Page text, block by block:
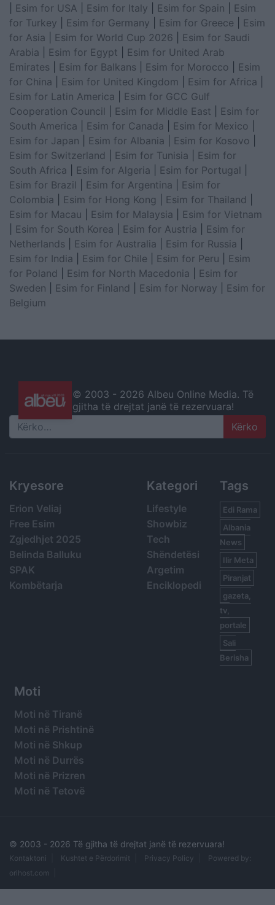
Esim for USA Esim for Italy Esim for Spain
Esim
for Turkey
Esim for Germany Esim for Greece
Esim
for Asia
Esim for World Cup 2026
Esim for Saudi
Arabia
Esim for Egypt
Esim for United Arab
Emirates
Esim for Balkans Esim for Morocco
Esim
for China
Esim for United Kingdom Esim for Africa
Esim for Latin America
Esim for GCC Gulf
Cooperation Council
Esim for Middle East
Esim for
South America
Esim for Canada Esim for Mexico
Esim for Japan
Esim for Albania Esim for Kosovo
Esim for Switzerland
Esim for Tunisia
Esim for
South Africa
Esim for Algeria Esim for Portugal
Esim for Brazil
Esim for Argentina
Esim for
Colombia
Esim for Hong Kong Esim for Thailand
Esim for Macau
Esim for Malaysia
Esim for Vietnam
Esim for South Korea Esim for Austria
Esim for
Netherlands
Esim for Australia Esim for Russia
Esim for India
Esim for Chile Esim for Peru
Esim
for Poland
Esim for North Macedonia
Esim for
Sweden
Esim for Finland Esim for Norway
Esim for
Belgium
© 2003 - 2026 Albeu Online Media. Të
gjitha të drejtat janë të rezervuara!
Search
Kryesore
Erion Veliaj
Free Esim
Zgjedhjet 2025
Belinda Balluku
SPAK
Kombëtarja
Kategori
Lifestyle
Showbiz
Tech
Shëndetësi
Argetim
Enciklopedi
Tags
Edi Rama
Albania
News
Ilir Meta
Piranjat
gazeta,
tv,
portale
Sali
Berisha
Moti
Moti në Tiranë
Moti në Prishtinë
Moti në Shkup
Moti në Durrës
Moti në Prizren
Moti në Tetovë
© 2003 - 2026 Të gjitha të drejtat janë të rezervuara!
Kontaktoni Kushtet e Përdorimit Privacy Policy
Powered by:
orihost.com